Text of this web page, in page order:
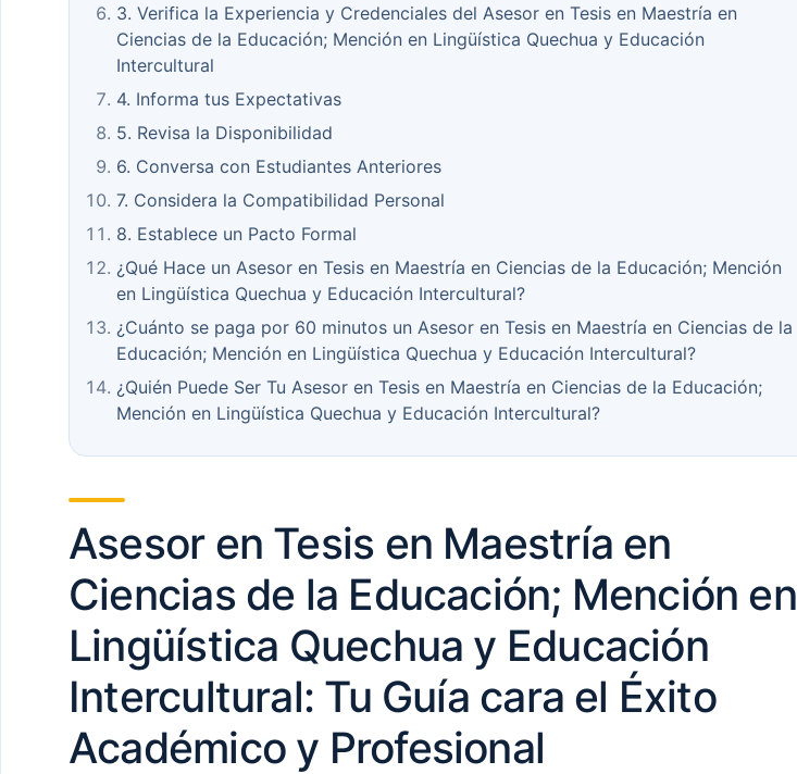
3. Verifica la Experiencia y Credenciales del Asesor en Tesis en Maestría en
Ciencias de la Educación; Mención en Lingüística Quechua y Educación
Intercultural
4. Informa tus Expectativas
5. Revisa la Disponibilidad
6. Conversa con Estudiantes Anteriores
7. Considera la Compatibilidad Personal
8. Establece un Pacto Formal
¿Qué Hace un Asesor en Tesis en Maestría en Ciencias de la Educación; Mención
en Lingüística Quechua y Educación Intercultural?
¿Cuánto se paga por 60 minutos un Asesor en Tesis en Maestría en Ciencias de la
Educación; Mención en Lingüística Quechua y Educación Intercultural?
¿Quién Puede Ser Tu Asesor en Tesis en Maestría en Ciencias de la Educación;
Mención en Lingüística Quechua y Educación Intercultural?
Asesor en Tesis en Maestría en
Ciencias de la Educación; Mención en
Lingüística Quechua y Educación
Intercultural: Tu Guía cara el Éxito
Académico y Profesional